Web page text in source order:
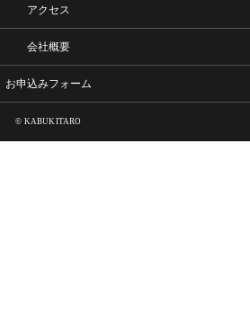
アクセス
会社概要
お申込みフォーム
© KABUKITARO